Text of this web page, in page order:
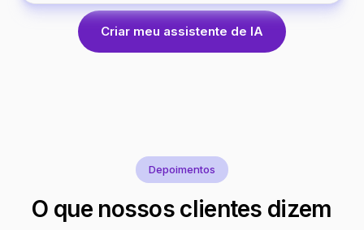
Criar meu assistente de IA
Depoimentos
O que nossos clientes dizem